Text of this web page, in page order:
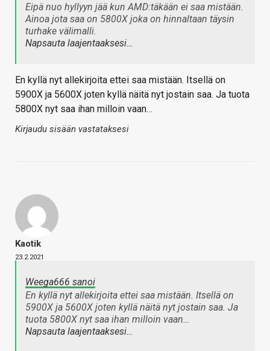
Eipä nuo hyllyyn jää kun AMD:täkään ei saa mistään.
Ainoa jota saa on 5800X joka on hinnaltaan täysin
turhake välimalli.
Napsauta laajentaaksesi…
En kyllä nyt allekirjoita ettei saa mistään. Itsellä on
5900X ja 5600X joten kyllä näitä nyt jostain saa. Ja tuota
5800X nyt saa ihan milloin vaan…
Kirjaudu sisään vastataksesi
Kaotik
23.2.2021
Weega666 sanoi
En kyllä nyt allekirjoita ettei saa mistään. Itsellä on
5900X ja 5600X joten kyllä näitä nyt jostain saa. Ja
tuota 5800X nyt saa ihan milloin vaan…
Napsauta laajentaaksesi…